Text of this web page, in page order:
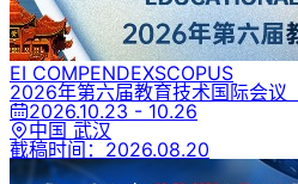
EI COMPENDEXSCOPUS
2026年第六届教育技术国际会议
2026.10.23 - 10.26
中国 武汉
截稿时间： 2026.08.20